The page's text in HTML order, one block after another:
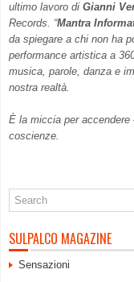
ultimo lavoro di Gianni
Records. “Mantra
da spiegare a chi non ha
performance artistica a
musica, parole, danza e
nostra realtà.
È la miccia per
coscienze.
SULPALCO MAGAZINE
Sensazioni